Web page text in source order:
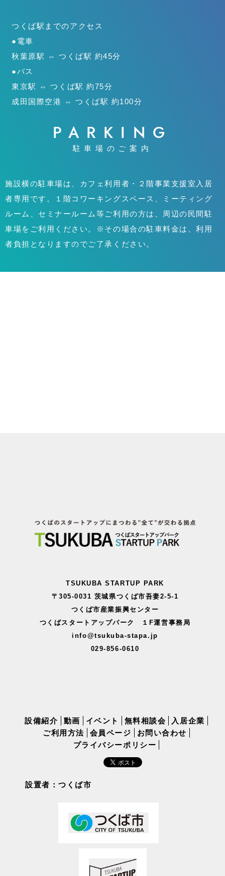
つくば駅までのアクセス
●電車
秋葉原駅 ⇔ つくば駅 約45分
●バス
東京駅 ⇔ つくば駅 約75分
成田国際空港 ⇔ つくば駅 約100分
PARKING
駐車場のご案内
施設横の駐車場は、カフェ利用者・２階事業支援室入居
者専用です。１階コワーキングスペース、ミーティング
ルーム、セミナールーム等ご利用の方は、周辺の民間駐
車場をご利用ください。※その場合の駐車料金は、利用
者負担となりますのでご了承ください。
TSUKUBA STARTUP PARK
〒305-0031 茨城県つくば市吾妻2-5-1
つくば市産業振興センター
つくばスタートアップパーク １F運営事務局
info@tsukuba-stapa.jp
029-856-0610
設備紹介 動画 イベント 無料相談会
入居企業
ご利用方法
会員ページ
お問い合わせ
プライバシーポリシー
設置者：つくば市